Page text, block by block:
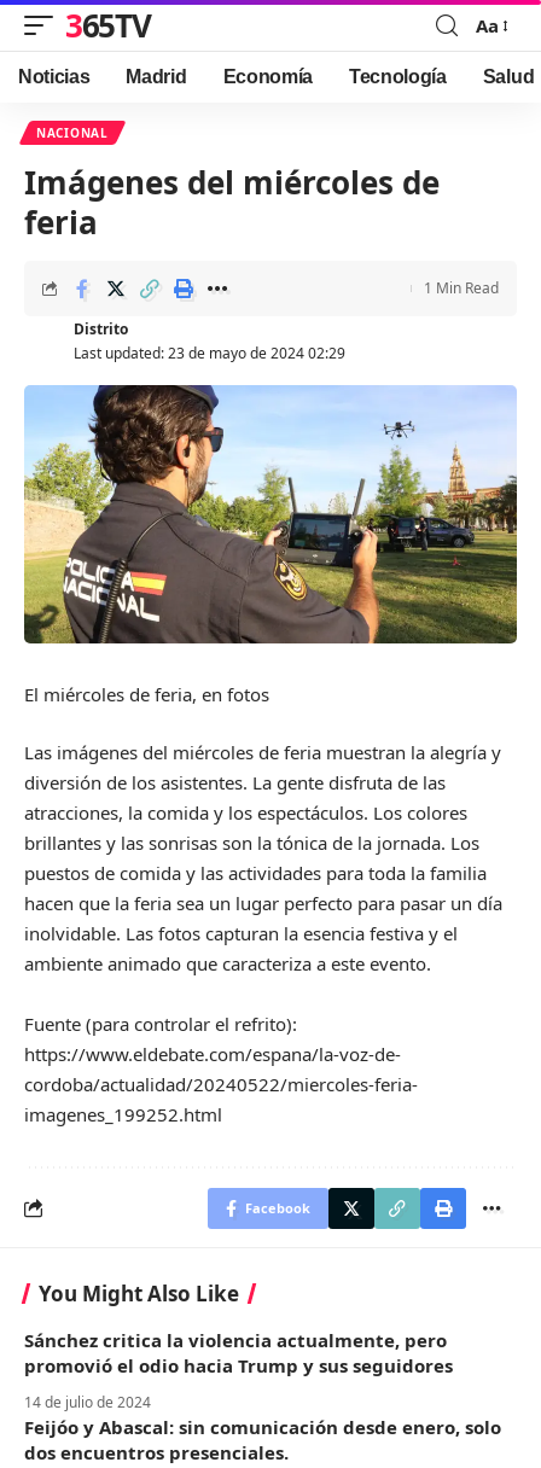
365TV
Font
Resizer
Aa
Noticias Madrid Economía Tecnología Salud
NACIONAL
Imágenes del miércoles de
feria
Last updated: 23 de mayo de 2024 02:29
Distrito
1 Min Read
El miércoles de feria, en fotos
Las imágenes del miércoles de feria muestran la alegría y
diversión de los asistentes. La gente disfruta de las
atracciones, la comida y los espectáculos. Los colores
brillantes y las sonrisas son la tónica de la jornada. Los
puestos de comida y las actividades para toda la familia
hacen que la feria sea un lugar perfecto para pasar un día
inolvidable. Las fotos capturan la esencia festiva y el
ambiente animado que caracteriza a este evento.
Fuente (para controlar el refrito):
https://www.eldebate.com/espana/la-voz-de-
cordoba/actualidad/20240522/miercoles-feria-
imagenes_199252.html
Facebook
You Might Also Like
Sánchez critica la violencia actualmente, pero
promovió el odio hacia Trump y sus seguidores
14 de julio de 2024
Feijóo y Abascal: sin comunicación desde enero, solo
dos encuentros presenciales.